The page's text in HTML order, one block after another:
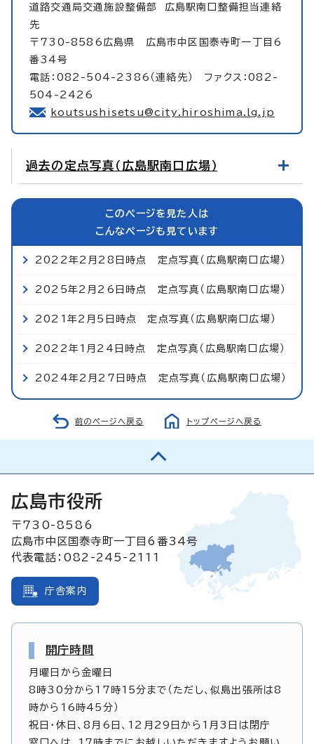
道路交通局交通施設整備部 広島駅南口整備担当連絡
先
〒730-8586広島県 広島市中区国泰寺町一丁目6
番34号
電話：082-504-2386（連絡先） ファクス：082-
504-2426
koutsushisetsu@city.hiroshima.lg.jp
過去の定点写真（広島駅南口広場）
このページを見た人は
こんなページも見ています
2022年2月28日時点 定点写真（広島駅南口広場）
2025年2月26日時点 定点写真（広島駅南口広場）
2021年2月5日時点 定点写真（広島駅南口広場）
2022年1月24日時点 定点写真（広島駅南口広場）
2024年2月27日時点 定点写真（広島駅南口広場）
前のページへ戻る トップページへ戻る
広島市役所
〒730-8586
広島市中区国泰寺町一丁目6番34号
代表電話：082-245-2111
庁舎案内
開庁時間
月曜日から金曜日
8時30分から17時15分まで（ただし、似島出張所は8
時から16時45分）
祝日・休日、8月6日、12月29日から1月3日は閉庁